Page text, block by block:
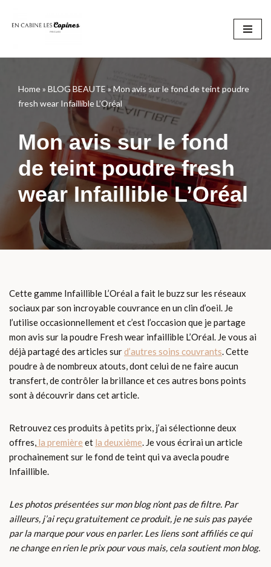
Home» BLOG BEAUTE» Mon avis sur le fond de teint poudre
fresh wear Infaillible L’Oréal
Mon avis sur le fond
de teint poudre fresh
wear Infaillible L’Oréal
Cette gamme Infaillible L’Oréal a fait le buzz sur les réseaux
sociaux par son incroyable couvrance en un clin d’oeil. Je
l’utilise occasionnellement et c’est l’occasion que je partage
mon avis sur la poudre Fresh wear infaillible L’Oréal. Je vous ai
déjà partagé des articles surd’autres soins couvrants. Cette
poudre à de nombreux atouts, dont celui de ne faire aucun
transfert, de contrôler la brillance et ces autres bons points
sont à découvrir dans cet article.
Retrouvez ces produits à petits prix, j’ai sélectionne deux
offres, la première et la deuxième. Je vous écrirai un article
prochainement sur le fond de teint qui va avecla poudre
Infaillible.
Les photos présentées sur mon blog n’ont pas de filtre. Par
ailleurs, j’ai reçu gratuitement ce produit, je ne suis pas payée
par la marque pour vous en parler. Les liens sont affiliés ce qui
ne change en rien le prix pour vous mais, cela soutient mon blog.